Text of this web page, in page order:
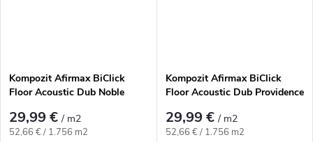
Kompozit Afirmax BiClick
Floor Acoustic Dub Noble
29,99 €/ m2
Jednotková cena:
52,66 € / 1.756 m2
Kompozit Afirmax BiClick
Floor Acoustic Dub Providence
29,99 €/ m2
Jednotková cena:
52,66 € / 1.756 m2